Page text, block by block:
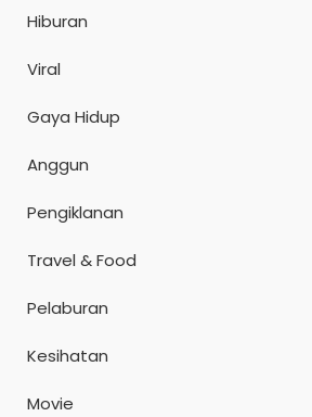
Hiburan
Viral
Gaya Hidup
Anggun
Pengiklanan
Travel & Food
Pelaburan
Kesihatan
Movie